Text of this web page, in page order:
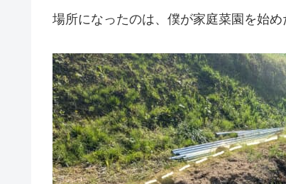
場所になったのは、僕が家庭菜園を始め